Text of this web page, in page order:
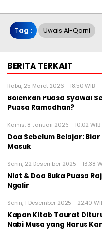
Tag : Uwais Al-Qarni
BERITA TERKAIT
Rabu, 25 Maret 2026 - 18:50 WIB
Bolehkah Puasa Syawal
Puasa Ramadhan?
Kamis, 8 Januari 2026 - 10:02 WIB
Doa Sebelum Belajar:
Masuk
Senin, 22 Desember 2025 - 16:38
Niat & Doa Buka Puasa
Ngalir
Senin, 1 Desember 2025 - 22:40
Kapan Kitab Taurat
Nabi Musa yang Harus